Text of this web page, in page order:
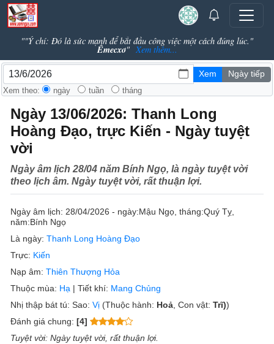
""Ý chí: Đó là sức mạnh để bắt đầu công việc một cách đúng lúc."
Êmecxơ" Xem thêm...
Xem theo: ngày tuần tháng
Ngày 13/06/2026: Thanh Long
Hoàng Đạo, trực Kiến - Ngày tuyệt
vời
Ngày âm lịch 28/04 năm Bính Ngọ, là ngày tuyệt vời
theo lịch âm. Ngày tuyệt vời, rất thuận lợi.
Ngày âm lịch:28/04/2026 - ngày:Mậu Ngọ, tháng:Quý Tỵ,
năm:Bính Ngọ
Là ngày: Thanh Long Hoàng Đạo
Trực: Kiến
Nạp âm: Thiên Thượng Hỏa
Thuộc mùa: Hạ |Tiết khí: Mang Chủng
Nhị thập bát tú: Sao:Vị (Thuộc hành: Hoả, Con vật:Trĩ))
Đánh giá chung: [4]
Tuyệt vời: Ngày tuyệt vời, rất thuận lợi.